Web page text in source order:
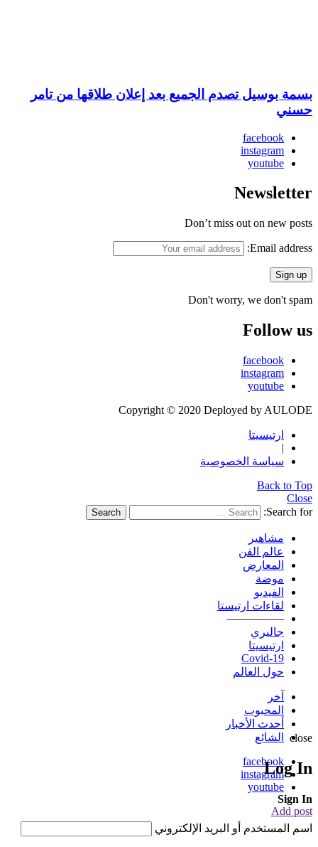
بسمة بوسيل تصدم الجميع بعد إعلان طلاقها من تامر
حسني
facebook
instagram
youtube
Newsletter
Don’t miss out on new posts
Email address:
Don't worry, we don't spam
Follow us
facebook
instagram
youtube
Copyright © 2020 Deployed by AULODE
ارتيسيتا
|
سياسة الخصوصية
Back to Top
Close
Search for:
Search
مشاهير
عالم الفن
المعارض
موضة
الفيديو
لقاءات ارتيستا
—————
جاليري
ارتيسيتا
Covid-19
حول العالم
آخر
المحبوب
أحدث الأخبار
الشائع
facebook
instagram
youtube
Add post
close
Log In
Sign In
اسم المستخدم أو البريد الإلكتروني